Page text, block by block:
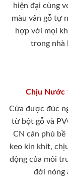
hiện đại cùng
màu vân gỗ tự
hợp với mọi
trong nhà
Chịu Nước
Cửa được đúc
từ bột gỗ và
CN cán phủ bề
keo kín khít,
động của môi
đới nóng